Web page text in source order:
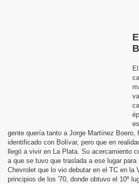
gente quería tanto a Jorge Martínez Boero,
identificado con Bolívar, pero que en
llegó a vivir en La Plata. Su acercamiento
a que se tuvo que traslada a ese lugar
Chevrolet que lo vio debutar en el TC en la
principios de los '70, donde obtuvo el 10º